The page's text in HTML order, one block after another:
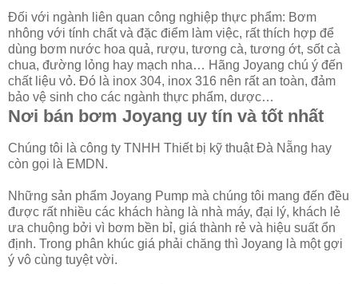
Đối với ngành liên quan công nghiệp thực phẩm: Bơm
nhông với tính chất và đặc điểm làm việc, rất thích hợp để
dùng bơm nước hoa quả, rượu, tương cà, tương ớt, sốt cà
chua, đường lỏng hay mạch nha… Hãng Joyang chú ý đến
chất liệu vỏ. Đó là inox 304, inox 316 nên rất an toàn, đảm
bảo vệ sinh cho các ngành thực phẩm, dược…
Nơi bán bơm Joyang uy tín và tốt nhất
Chúng tôi là công ty TNHH Thiết bị kỹ thuật Đà Nẵng hay
còn gọi là EMDN.
Những sản phẩm Joyang Pump mà chúng tôi mang đến đều
được rất nhiều các khách hàng là nhà máy, đại lý, khách lẻ
ưa chuộng bởi vì bơm bền bỉ, giá thành rẻ và hiệu suất ổn
định. Trong phân khúc giá phải chăng thì Joyang là một gợi
ý vô cùng tuyệt vời.